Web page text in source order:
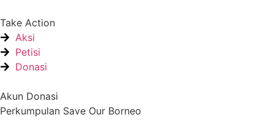
Take Action
Aksi
Petisi
Donasi
Akun Donasi
Perkumpulan Save Our Borneo